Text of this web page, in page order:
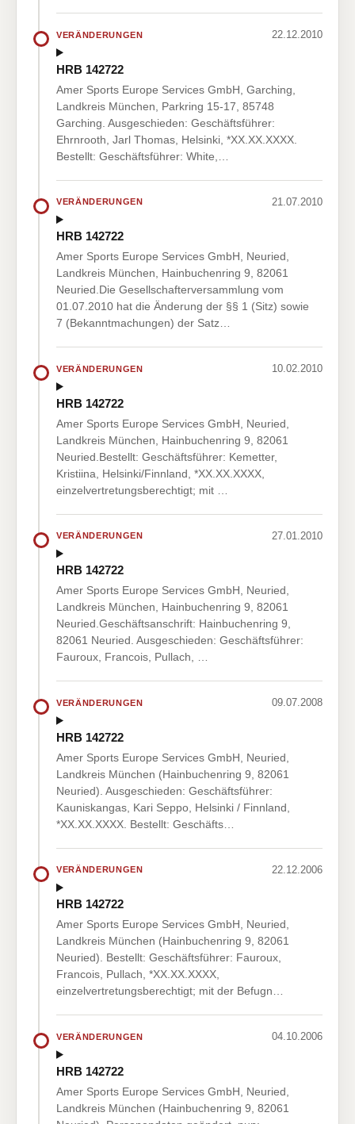
VERÄNDERUNGEN 22.12.2010
HRB 142722
Amer Sports Europe Services GmbH, Garching,
Landkreis München, Parkring 15-17, 85748
Garching. Ausgeschieden: Geschäftsführer:
Ehrnrooth, Jarl Thomas, Helsinki, *XX.XX.XXXX.
Bestellt: Geschäftsführer: White,…
VERÄNDERUNGEN 21.07.2010
HRB 142722
Amer Sports Europe Services GmbH, Neuried,
Landkreis München, Hainbuchenring 9, 82061
Neuried.Die Gesellschafterversammlung vom
01.07.2010 hat die Änderung der §§ 1 (Sitz) sowie
7 (Bekanntmachungen) der Satz…
VERÄNDERUNGEN 10.02.2010
HRB 142722
Amer Sports Europe Services GmbH, Neuried,
Landkreis München, Hainbuchenring 9, 82061
Neuried.Bestellt: Geschäftsführer: Kemetter,
Kristiina, Helsinki/Finnland, *XX.XX.XXXX,
einzelvertretungsberechtigt; mit …
VERÄNDERUNGEN 27.01.2010
HRB 142722
Amer Sports Europe Services GmbH, Neuried,
Landkreis München, Hainbuchenring 9, 82061
Neuried.Geschäftsanschrift: Hainbuchenring 9,
82061 Neuried. Ausgeschieden: Geschäftsführer:
Fauroux, Francois, Pullach, …
VERÄNDERUNGEN 09.07.2008
HRB 142722
Amer Sports Europe Services GmbH, Neuried,
Landkreis München (Hainbuchenring 9, 82061
Neuried). Ausgeschieden: Geschäftsführer:
Kauniskangas, Kari Seppo, Helsinki / Finnland,
*XX.XX.XXXX. Bestellt: Geschäfts…
VERÄNDERUNGEN 22.12.2006
HRB 142722
Amer Sports Europe Services GmbH, Neuried,
Landkreis München (Hainbuchenring 9, 82061
Neuried). Bestellt: Geschäftsführer: Fauroux,
Francois, Pullach, *XX.XX.XXXX,
einzelvertretungsberechtigt; mit der Befugn…
VERÄNDERUNGEN 04.10.2006
HRB 142722
Amer Sports Europe Services GmbH, Neuried,
Landkreis München (Hainbuchenring 9, 82061